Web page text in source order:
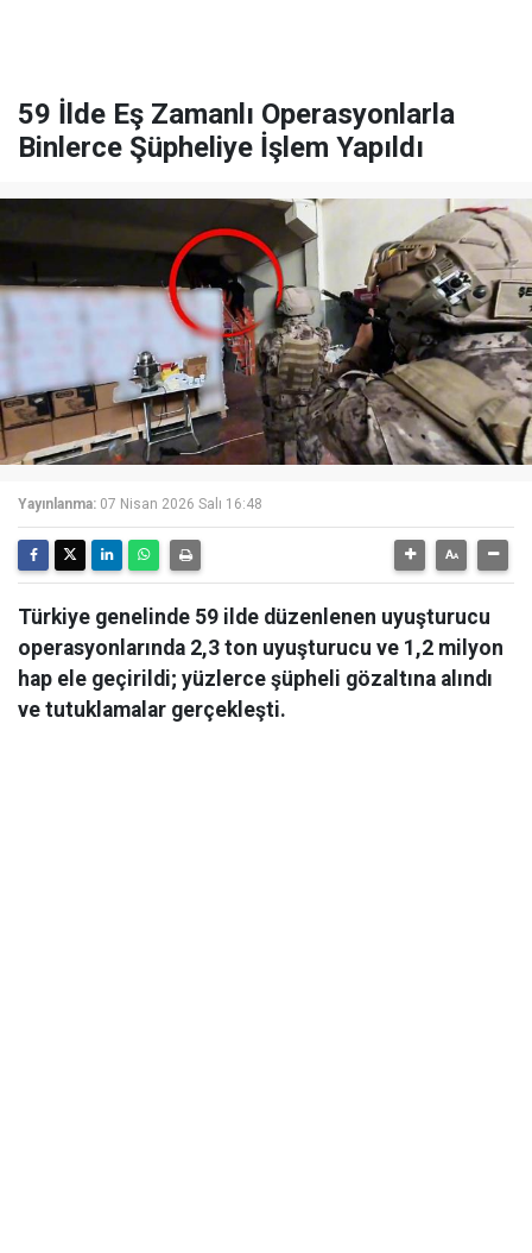
59 İlde Eş Zamanlı Operasyonlarla
Binlerce Şüpheliye İşlem Yapıldı
Yayınlanma: 07 Nisan 2026 Salı 16:48
Türkiye genelinde 59 ilde düzenlenen uyuşturucu
operasyonlarında 2,3 ton uyuşturucu ve 1,2 milyon
hap ele geçirildi; yüzlerce şüpheli gözaltına alındı
ve tutuklamalar gerçekleşti.